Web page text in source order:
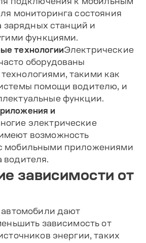
мониторинга состояния
зарядных станций и
функциями.
технологииЭлектрические
оборудованы
такими как
помощи водителю, и
функции.
и
электрические
возможность
мобильными приложениями
водителя.
зависимости от
дают
зависимость от
энергии, таких